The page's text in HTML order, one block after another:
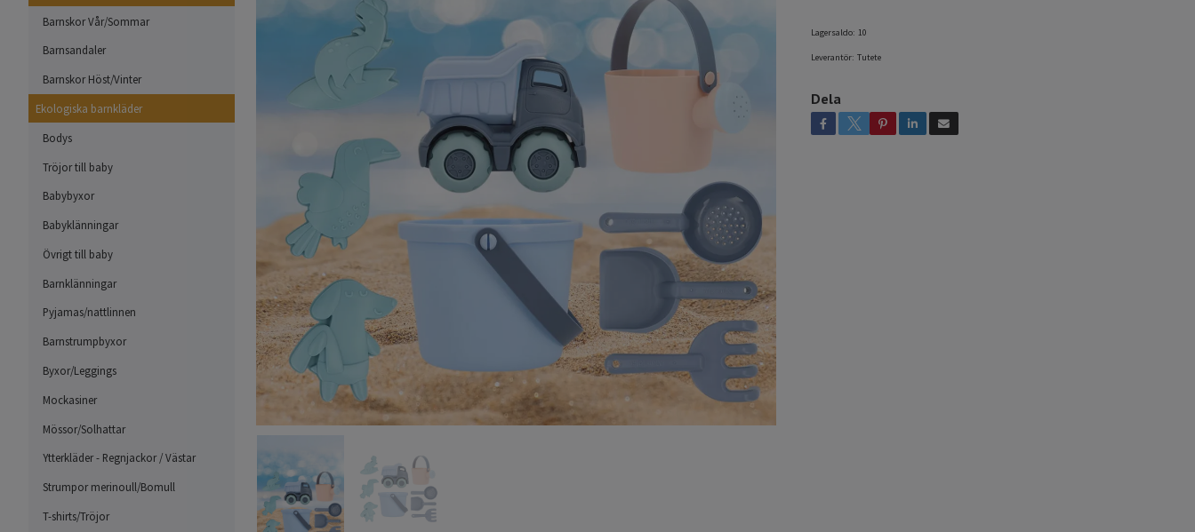
Barnskor Vår/Sommar
Barnsandaler
Barnskor Höst/Vinter
Ekologiska barnkläder
Bodys
Tröjor till baby
Babybyxor
Babyklänningar
Övrigt till baby
Barnklänningar
Pyjamas/nattlinnen
Barnstrumpbyxor
Byxor/Leggings
Mockasiner
Mössor/Solhattar
Ytterkläder - Regnjackor / Västar
Strumpor merinoull/Bomull
T-shirts/Tröjor
Lagersaldo: 10
Leverantör: Tutete
Dela